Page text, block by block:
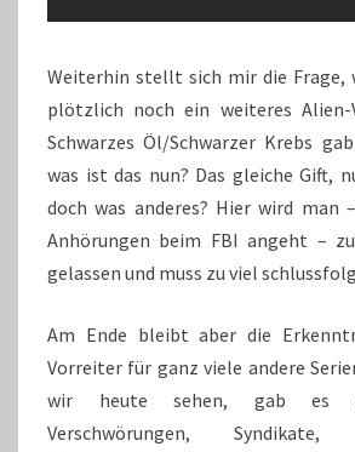
Weiterhin stellt sich mir die Frage,
plötzlich noch ein weiteres Alien-
Schwarzes Öl/Schwarzer Krebs
was ist das nun? Das gleiche Gift,
doch was anderes? Hier wird man
Anhörungen beim FBI angeht –
gelassen und muss zu viel
Am Ende bleibt aber die
Vorreiter für ganz viele andere
wir heute sehen, gab es
Verschwörungen, Syndikate,